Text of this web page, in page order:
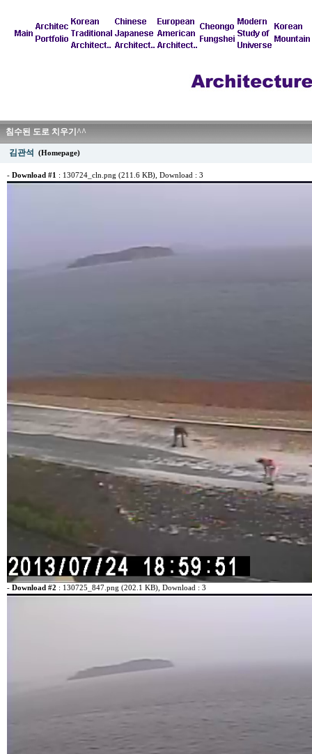
침수된 도로 치우기^^
김관석 (Homepage)
- Download #1 : 130724_cln.png (211.6 KB) , Download : 3
- Download #2 : 130725_847.png (202.1 KB) , Download : 3